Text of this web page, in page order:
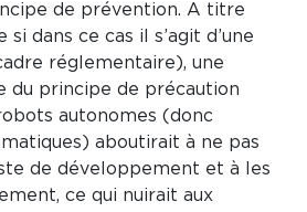
de prévention. A titre
si dans ce cas il s’agit d’une
réglementaire), une
du principe de précaution
autonomes (donc
aboutirait à ne pas
de développement et à les
ce qui nuirait aux